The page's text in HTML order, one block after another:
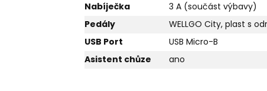
Nabíječka
3 A (součást výbavy)
Pedály
WELLGO City, plast s
USB Port
USB Micro-B
Asistent chůze
ano